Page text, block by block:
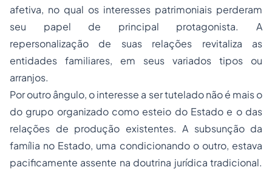
afetiva, no qual os interesses patrimoniais perderam
seu papel de principal protagonista. A
repersonalização de suas relações revitaliza as
entidades familiares, em seus variados tipos ou
arranjos.
Por outro ângulo, o interesse a ser tutelado não é mais o
do grupo organizado como esteio do Estado e o das
relações de produção existentes. A subsunção da
família no Estado, uma condicionando o outro, estava
pacificamente assente na doutrina jurídica tradicional.